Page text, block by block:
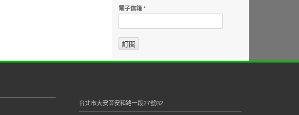
電子信箱*
台北市大安區安和路一段27號B2